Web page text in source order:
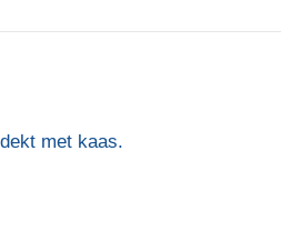
met kaas.